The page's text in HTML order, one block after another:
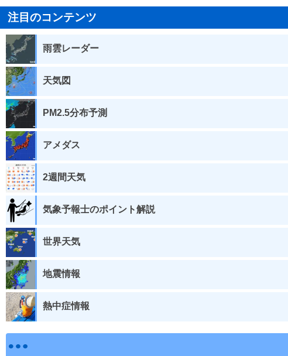
注目のコンテンツ
雨雲レーダー
天気図
PM2.5分布予測
アメダス
2週間天気
気象予報士のポイント解説
世界天気
地震情報
熱中症情報